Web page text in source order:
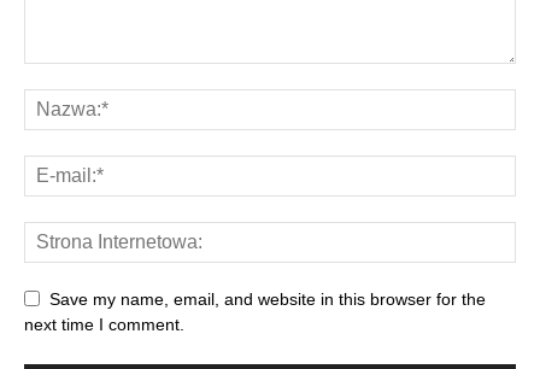
Save my name, email, and website in this browser for the
next time I comment.